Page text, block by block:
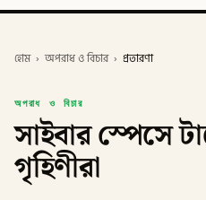
হোম › অপরাধ ও বিচার › প্রতারণা
অপরাধ ও বিচার
সাইবার স্পেসে
গৃহিণীরা